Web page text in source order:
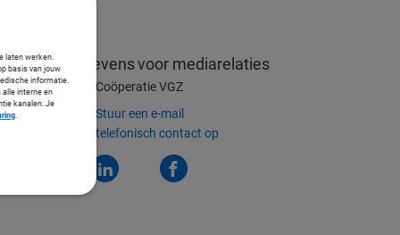
Contactgegevensvoor mediarelaties
Coöperatie VGZ
Stuur een e-mail
Neem telefonisch contact op
laten werken.
basis van jouw
informatie.
alle interne en
kanalen. Je